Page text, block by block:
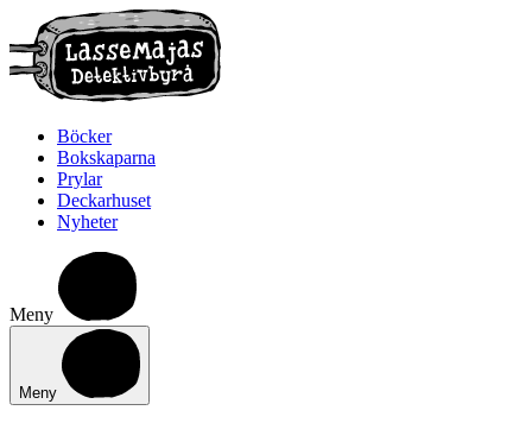
Böcker
Bokskaparna
Prylar
Deckarhuset
Nyheter
Meny
Meny